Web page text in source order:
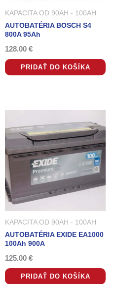
KAPACITA OD 90AH - 100AH
AUTOBATÉRIA BOSCH S4
800A 95Ah
128.00 €
PRIDAŤ DO KOŠÍKA
KAPACITA OD 90AH - 100AH
AUTOBATÉRIA EXIDE EA1000
100Ah 900A
125.00 €
PRIDAŤ DO KOŠÍKA